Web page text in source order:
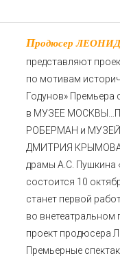
Продюсер ЛЕОНИД РОБЕРМАН и МУЗЕЙ МОСКВЫ
представляют
по мотивам
Годунов» Премьера
в МУЗЕЕ МОСКВЫ…
РОБЕРМАН и МУЗЕЙ
ДМИТРИЯ КРЫМОВА
драмы А.С. Пушкина
состоится 10
станет первой
во внетеатральном
проект продюсера
Премьерные